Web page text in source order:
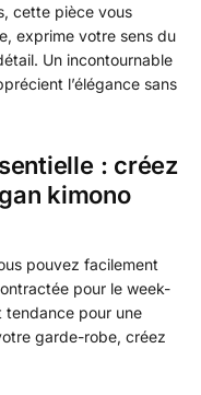
cette pièce vous
exprime votre sens du
Un incontournable
l’élégance sans
: créez
kimono
pouvez facilement
pour le week-
tendance pour une
garde-robe, créez